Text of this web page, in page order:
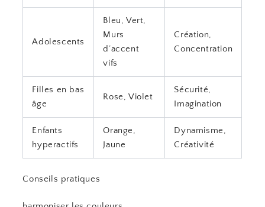
Adolescents
Bleu, Vert,
Murs
d’accent
vifs
Création,
Concentration
Filles en bas
âge
Rose, Violet
Sécurité,
Imagination
Enfants
hyperactifs
Orange,
Jaune
Dynamisme,
Créativité
Conseils pratiques